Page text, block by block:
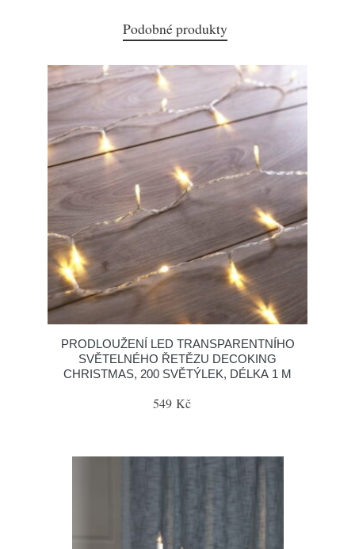
Podobné produkty
PRODLOUŽENÍ LED TRANSPARENTNÍHO
SVĚTELNÉHO ŘETĚZU DECOKING
CHRISTMAS, 200 SVĚTÝLEK, DÉLKA 1 M
549 Kč